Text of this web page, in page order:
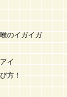
のイガイガ
イ
方！